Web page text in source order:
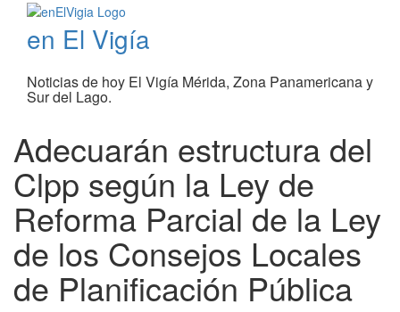
en El Vigía
Noticias de hoy El Vigía Mérida, Zona Panamericana y
Sur del Lago.
Adecuarán estructura del
Clpp según la Ley de
Reforma Parcial de la Ley
de los Consejos Locales
de Planificación Pública